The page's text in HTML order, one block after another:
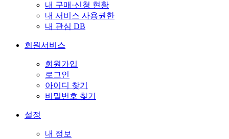
내 구매·신청 현황
내 서비스 사용권한
내 관심 DB
회원서비스
회원가입
로그인
아이디 찾기
비밀번호 찾기
설정
내 정보